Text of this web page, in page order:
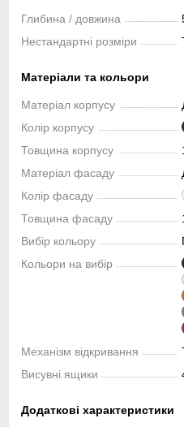
Глибина / довжина
Нестандартні розміри
Матеріали та кольори
Матеріал корпусу
Колір корпусу
Товщина корпусу
Матеріал фасаду
Колір фасаду
Товщина фасаду
Вибір кольору
Кольори на вибір
Механізм відкривання
Висувні ящики
Додаткові характеристики